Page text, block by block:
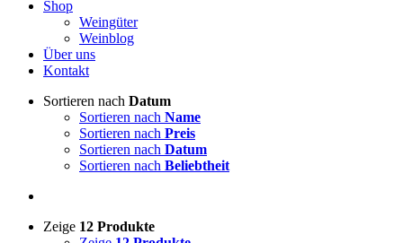
Shop
Weingüter
Weinblog
Über uns
Kontakt
Sortieren nach Datum
Sortieren nach Name
Sortieren nach Preis
Sortieren nach Datum
Sortieren nach Beliebtheit
Zeige 12 Produkte